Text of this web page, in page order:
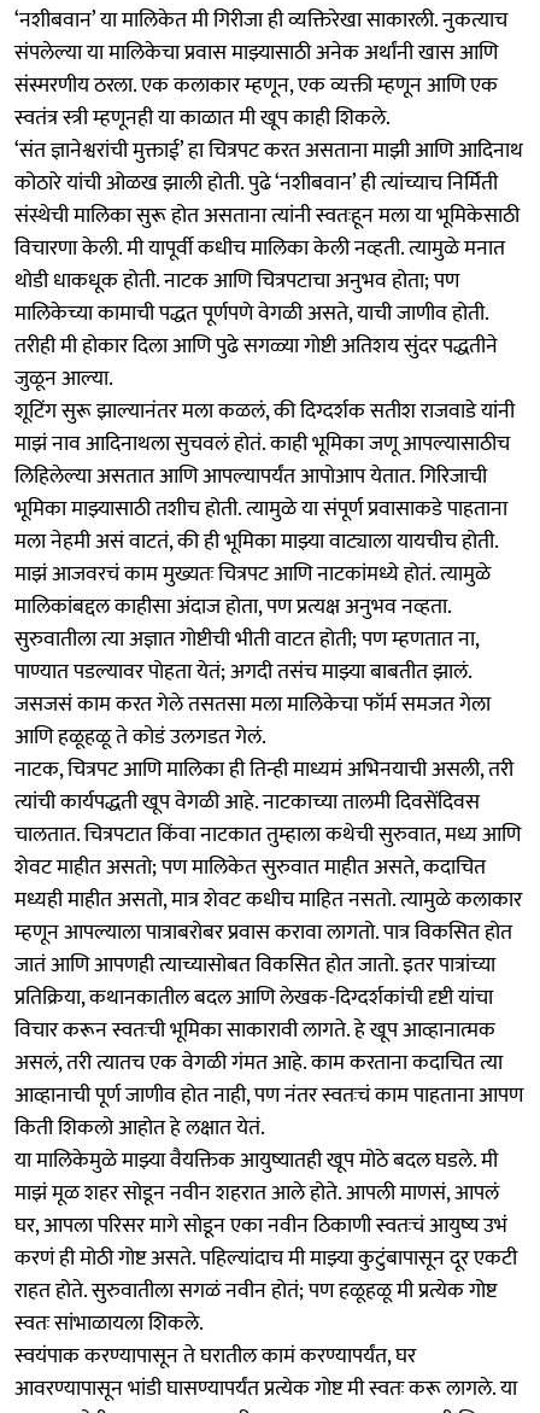
‘नशीबवान’ या मालिकेत मी गिरीजा ही व्यक्तिरेखा साकारली. नुकत्याच
संपलेल्या या मालिकेचा प्रवास माझ्यासाठी अनेक अर्थांनी खास आणि
संस्मरणीय ठरला. एक कलाकार म्हणून, एक व्यक्ती म्हणून आणि एक
स्वतंत्र स्त्री म्हणूनही या काळात मी खूप काही शिकले.
‘संत ज्ञानेश्वरांची मुक्ताई’ हा चित्रपट करत असताना माझी आणि आदिनाथ
कोठारे यांची ओळख झाली होती. पुढे ‘नशीबवान’ ही त्यांच्याच निर्मिती
संस्थेची मालिका सुरू होत असताना त्यांनी स्वतःहून मला या भूमिकेसाठी
विचारणा केली. मी यापूर्वी कधीच मालिका केली नव्हती. त्यामुळे मनात
थोडी धाकधूक होती. नाटक आणि चित्रपटाचा अनुभव होता; पण
मालिकेच्या कामाची पद्धत पूर्णपणे वेगळी असते, याची जाणीव होती.
तरीही मी होकार दिला आणि पुढे सगळ्या गोष्टी अतिशय सुंदर पद्धतीने
जुळून आल्या.
शूटिंग सुरू झाल्यानंतर मला कळलं, की दिग्दर्शक सतीश राजवाडे यांनी
माझं नाव आदिनाथला सुचवलं होतं. काही भूमिका जणू आपल्यासाठीच
लिहिलेल्या असतात आणि आपल्यापर्यंत आपोआप येतात. गिरिजाची
भूमिका माझ्यासाठी तशीच होती. त्यामुळे या संपूर्ण प्रवासाकडे पाहताना
मला नेहमी असं वाटतं, की ही भूमिका माझ्या वाट्याला यायचीच होती.
माझं आजवरचं काम मुख्यतः चित्रपट आणि नाटकांमध्ये होतं. त्यामुळे
मालिकांबद्दल काहीसा अंदाज होता, पण प्रत्यक्ष अनुभव नव्हता.
सुरुवातीला त्या अज्ञात गोष्टीची भीती वाटत होती; पण म्हणतात ना,
पाण्यात पडल्यावर पोहता येतं; अगदी तसंच माझ्या बाबतीत झालं.
जसजसं काम करत गेले तसतसा मला मालिकेचा फॉर्म समजत गेला
आणि हळूहळू ते कोडं उलगडत गेलं.
नाटक, चित्रपट आणि मालिका ही तिन्ही माध्यमं अभिनयाची असली, तरी
त्यांची कार्यपद्धती खूप वेगळी आहे. नाटकाच्या तालमी दिवसेंदिवस
चालतात. चित्रपटात किंवा नाटकात तुम्हाला कथेची सुरुवात, मध्य आणि
शेवट माहीत असतो; पण मालिकेत सुरुवात माहीत असते, कदाचित
मध्यही माहीत असतो, मात्र शेवट कधीच माहित नसतो. त्यामुळे कलाकार
म्हणून आपल्याला पात्राबरोबर प्रवास करावा लागतो. पात्र विकसित होत
जातं आणि आपणही त्याच्यासोबत विकसित होत जातो. इतर पात्रांच्या
प्रतिक्रिया, कथानकातील बदल आणि लेखक-दिग्दर्शकांची दृष्टी यांचा
विचार करून स्वतःची भूमिका साकारावी लागते. हे खूप आव्हानात्मक
असलं, तरी त्यातच एक वेगळी गंमत आहे. काम करताना कदाचित त्या
आव्हानाची पूर्ण जाणीव होत नाही, पण नंतर स्वतःचं काम पाहताना आपण
किती शिकलो आहोत हे लक्षात येतं.
या मालिकेमुळे माझ्या वैयक्तिक आयुष्यातही खूप मोठे बदल घडले. मी
माझं मूळ शहर सोडून नवीन शहरात आले होते. आपली माणसं, आपलं
घर, आपला परिसर मागे सोडून एका नवीन ठिकाणी स्वतःचं आयुष्य उभं
करणं ही मोठी गोष्ट असते. पहिल्यांदाच मी माझ्या कुटुंबापासून दूर एकटी
राहत होते. सुरुवातीला सगळं नवीन होतं; पण हळूहळू मी प्रत्येक गोष्ट
स्वतः सांभाळायला शिकले.
स्वयंपाक करण्यापासून ते घरातील कामं करण्यापर्यंत, घर
आवरण्यापासून भांडी घासण्यापर्यंत प्रत्येक गोष्ट मी स्वतः करू लागले. या